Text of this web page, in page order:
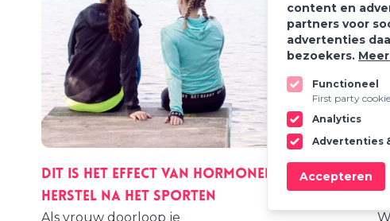
content en
partners voor
advertenties
bezoekers.
Functioneel
First party
Analytics
Advertenties
Accepteren
Dit is het effect van hormonen op jouw
herstel na het sporten
Als vrouw doorloop je